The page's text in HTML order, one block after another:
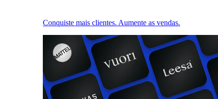
Conquiste mais clientes. Aumente as vendas.